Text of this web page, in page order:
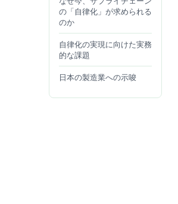
の「自律化」が求められる
のか
自律化の実現に向けた実務
的な課題
日本の製造業への示唆